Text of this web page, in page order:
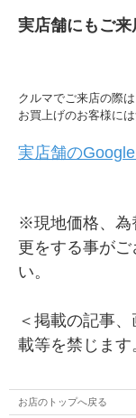
実店舗にもご来
クルマでご来店の際
お買上げのお客様に
実店舗の
※現地価格、為
更をする事が
い。
＜掲載の記事
載等を禁じます
お店のトップへ戻る